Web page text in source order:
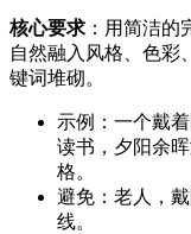
核心要求 ：用简洁的
自然融入风格、色彩
键词堆砌。
示例：一个戴
读书，夕阳余
格。
避免：老人，
线。